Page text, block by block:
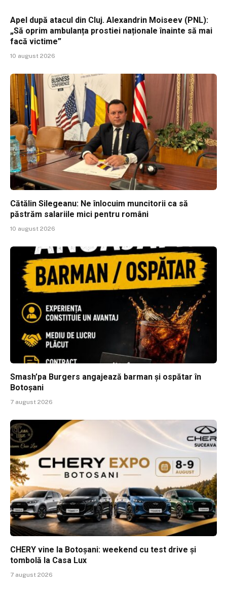
Apel după atacul din Cluj. Alexandrin Moiseev (PNL):
„Să oprim ambulanța prostiei naționale înainte să mai
facă victime”
10 august 2026
Cătălin Silegeanu: Ne înlocuim muncitorii ca să
păstrăm salariile mici pentru români
10 august 2026
Smash’pa Burgers angajează barman și ospătar în
Botoșani
7 august 2026
CHERY vine la Botoșani: weekend cu test drive și
tombolă la Casa Lux
7 august 2026